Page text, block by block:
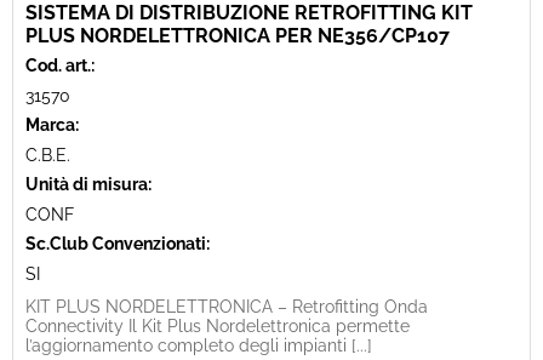
SISTEMA DI DISTRIBUZIONE RETROFITTING KIT
PLUS NORDELETTRONICA PER NE356/CP107
Cod. art.:
31570
Marca:
C.B.E.
Unità di misura:
CONF
Sc.Club Convenzionati:
SI
KIT PLUS NORDELETTRONICA – Retrofitting Onda
Connectivity Il Kit Plus Nordelettronica permette
l’aggiornamento completo degli impianti [...]